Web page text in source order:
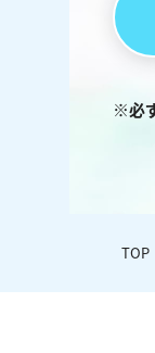
※必
TOP